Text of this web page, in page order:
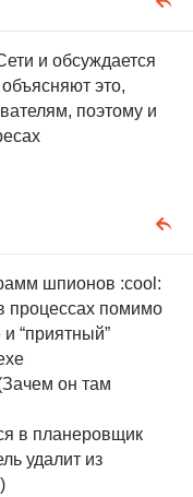
и обсуждается
это,
поэтому и
шпионов :cool:
процессах помимо
“приятный”
он там
в планеровщик
удалит из